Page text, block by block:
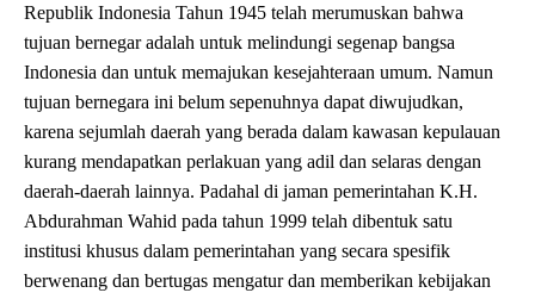
Republik Indonesia Tahun 1945 telah merumuskan bahwa
tujuan bernegar adalah untuk melindungi segenap bangsa
Indonesia dan untuk memajukan kesejahteraan umum. Namun
tujuan bernegara ini belum sepenuhnya dapat diwujudkan,
karena sejumlah daerah yang berada dalam kawasan kepulauan
kurang mendapatkan perlakuan yang adil dan selaras dengan
daerah-daerah lainnya. Padahal di jaman pemerintahan K.H.
Abdurahman Wahid pada tahun 1999 telah dibentuk satu
institusi khusus dalam pemerintahan yang secara spesifik
berwenang dan bertugas mengatur dan memberikan kebijakan